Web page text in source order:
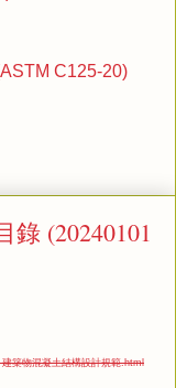
C125-20)
(20240101
築物混凝土結構設計規範.html